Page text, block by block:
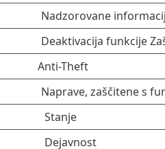
Nadzorovane
Deaktivacija funkcije
Anti-Theft
Naprave, zaščitene s
Stanje
Dejavnost